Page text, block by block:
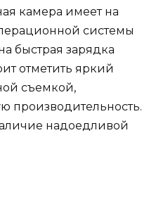
камера имеет на
системы
быстрая зарядка
отметить яркий
съемкой,
производительность.
надоедливой